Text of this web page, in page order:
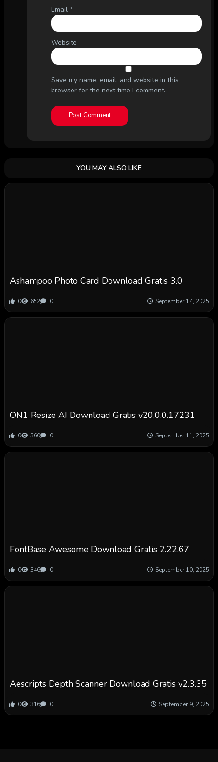
Email *
Website
Save my name, email, and website in this
browser for the next time I comment.
YOU MAY ALSO LIKE
Ashampoo Photo Card Download Gratis 3.0
0 652 0 September 14, 2025
ON1 Resize AI Download Gratis v20.0.0.17231
0 360 0 September 11, 2025
FontBase Awesome Download Gratis 2.22.67
0 346 0 September 10, 2025
Aescripts Depth Scanner Download Gratis v2.3.35
0 316 0 September 9, 2025